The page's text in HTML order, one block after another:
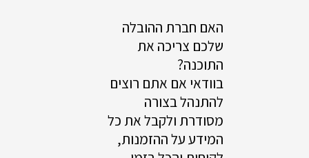
האם חברת ההובלה
שלכם צריכה את
התוכנה?
בוודאי אם אתם רוצים
להתנהל בצורה
מסודרת ולקבל את כל
המידע על ההזמנות,